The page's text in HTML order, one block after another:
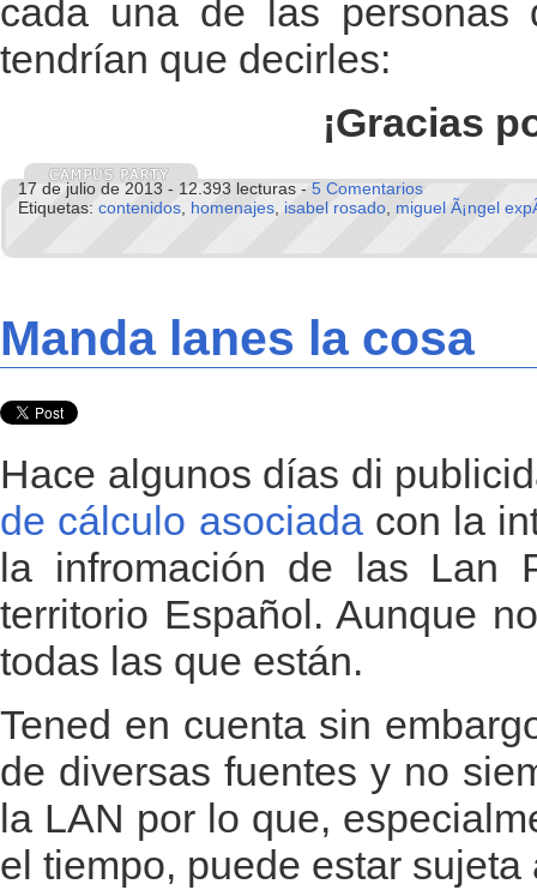
cada una de las personas
tendrían que decirles:
¡Gracias
17 de julio de 2013 - 12.393 lecturas - 5 Comentarios
Etiquetas: contenidos homenajes isabel rosado miguel Ã¡ngel
Manda lanes la cosa
Hace algunos días di
de cálculo asociadacon la
la infromación de las Lan
territorio Español. Aunque
todas las que están.
Tened en cuenta sin
de diversas fuentes y no
la LAN por lo que,
el tiempo, puede estar sujeta